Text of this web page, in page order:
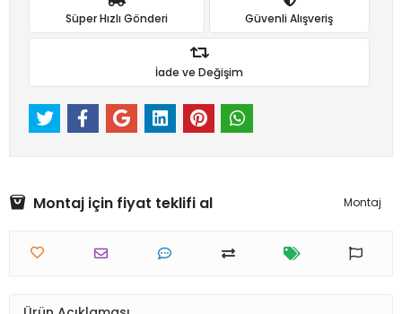
Süper Hızlı Gönderi Güvenli Alışveriş
İade ve Değişim
Montaj için fiyat teklifi al Montaj